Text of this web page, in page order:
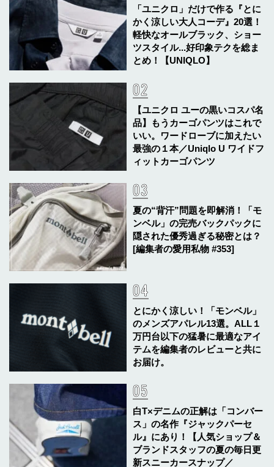
「ユニクロ」だけで作る『とに
かく涼しい大人コーデ』20選！
軽快なオールブラック、ショー
ツスタイル...好印象テクを総ま
とめ！【UNIQLO】
【ユニクロ ユーの黒いコスパ名
品】もうカーゴパンツはこれで
いい。ワードローブに加えたい
最強の１本／Uniqlo U ワイドフ
ィットカーゴパンツ
夏の“背汗”問題を即解消！「モ
ンベル」の完売バックパックに
隠された優秀過ぎる秘密とは？
[編集者の愛用私物 #353]
とにかく涼しい！「モンベル」
のメンズアパレル13選。ALL１
万円台以下の猛暑に最適なアイ
テムを編集者のレビューと共に
お届け。
白T×デニムの正解は「コンバー
ス」の名作『ジャックパーセ
ル』にあり！【人気ショップ＆
ブランドスタッフの夏の毎日更
新スニーカースナップ／